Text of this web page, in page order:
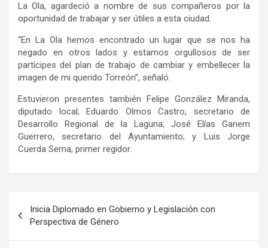
La Ola, agardeció a nombre de sus compañeros por la
oportunidad de trabajar y ser útiles a esta ciudad.
“En La Ola hemos encontrado un lugar que se nos ha
negado en otros lados y estamos orgullosos de ser
partícipes del plan de trabajo de cambiar y embellecer la
imagen de mi querido Torreón”, señaló.
Estuvieron presentes también
Felipe González Miranda,
diputado ocal; Eduardo Olmos Castro, secretario
de
Desarrollo Regional de la Laguna; José Elías Ganem
Guerrero, secretario del Ayuntamiento; y
Luis Jorge
Cuerda Serna, primer regidor.
de
entradas
Inicia Diplomado en Gobierno y Legislación con
Perspectiva de Género